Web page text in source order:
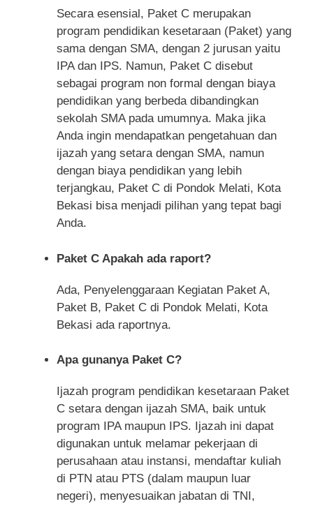
Secara esensial, Paket C merupakan
program pendidikan kesetaraan (Paket) yang
sama dengan SMA, dengan 2 jurusan yaitu
IPA dan IPS. Namun, Paket C disebut
sebagai program non formal dengan biaya
pendidikan yang berbeda dibandingkan
sekolah SMA pada umumnya. Maka jika
Anda ingin mendapatkan pengetahuan dan
ijazah yang setara dengan SMA, namun
dengan biaya pendidikan yang lebih
terjangkau, Paket C di Pondok Melati, Kota
Bekasi bisa menjadi pilihan yang tepat bagi
Anda.
Paket C Apakah ada raport?
Ada, Penyelenggaraan Kegiatan Paket A,
Paket B, Paket C di Pondok Melati, Kota
Bekasi ada raportnya.
Apa gunanya Paket C?
Ijazah program pendidikan kesetaraan Paket
C setara dengan ijazah SMA, baik untuk
program IPA maupun IPS. Ijazah ini dapat
digunakan untuk melamar pekerjaan di
perusahaan atau instansi, mendaftar kuliah
di PTN atau PTS (dalam maupun luar
negeri), menyesuaikan jabatan di TNI,